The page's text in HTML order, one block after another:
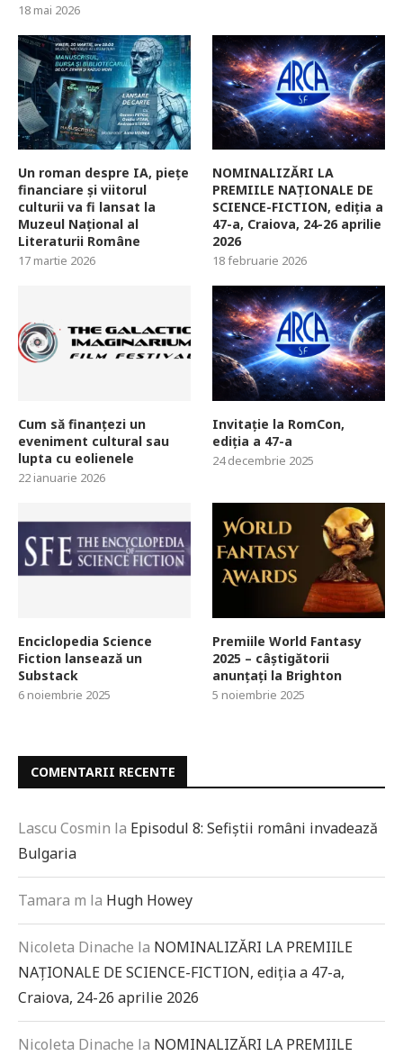
18 mai 2026
Un roman despre IA, piețe
financiare și viitorul
culturii va fi lansat la
Muzeul Național al
Literaturii Române
17 martie 2026
NOMINALIZĂRI LA
PREMIILE NAȚIONALE DE
SCIENCE-FICTION, ediția a
47-a, Craiova, 24-26 aprilie
2026
18 februarie 2026
Cum să finanțezi un
eveniment cultural sau
lupta cu eolienele
22 ianuarie 2026
Invitație la RomCon,
ediția a 47-a
24 decembrie 2025
Enciclopedia Science
Fiction lansează un
Substack
6 noiembrie 2025
Premiile World Fantasy
2025 – câștigătorii
anunțați la Brighton
5 noiembrie 2025
COMENTARII RECENTE
Lascu Cosmin la Episodul 8: Sefiștii români invadează
Bulgaria
Tamara m la Hugh Howey
Nicoleta Dinache la NOMINALIZĂRI LA PREMIILE
NAȚIONALE DE SCIENCE-FICTION, ediția a 47-a,
Craiova, 24-26 aprilie 2026
Nicoleta Dinache la NOMINALIZĂRI LA PREMIILE